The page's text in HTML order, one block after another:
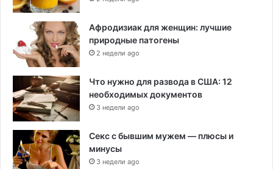
Афродизиак для женщин: лучшие
природные патогены
2 недели ago
Что нужно для развода в США: 12
необходимых документов
3 недели ago
Секс с бывшим мужем — плюсы и
минусы
3 недели ago